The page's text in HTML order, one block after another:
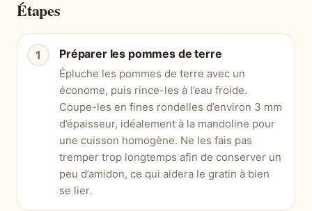
Étapes
Préparer les pommes de terre
Épluche les pommes de terre avec un
économe, puis rince-les à l’eau froide.
Coupe-les en fines rondelles d’environ 3 mm
d’épaisseur, idéalement à la mandoline pour
une cuisson homogène. Ne les fais pas
tremper trop longtemps afin de conserver un
peu d’amidon, ce qui aidera le gratin à bien
se lier.